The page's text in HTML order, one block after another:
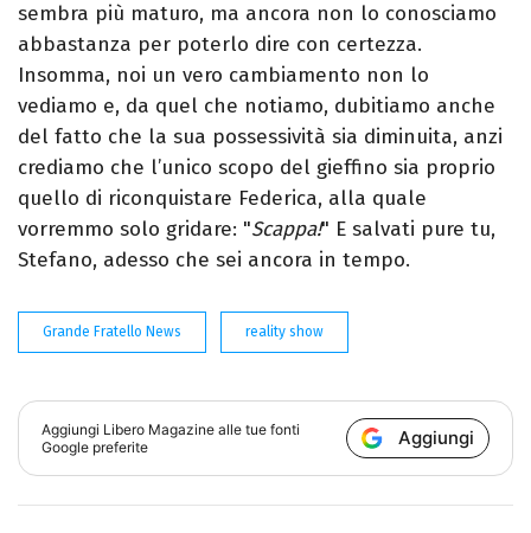
sembra più maturo, ma ancora non lo conosciamo
abbastanza per poterlo dire con certezza.
Insomma, noi un vero cambiamento non lo
vediamo e, da quel che notiamo, dubitiamo anche
del fatto che la sua possessività sia diminuita, anzi
crediamo che l’unico scopo del gieffino sia proprio
quello di riconquistare Federica, alla quale
vorremmo solo gridare: "Scappa!" E salvati pure tu,
Stefano, adesso che sei ancora in tempo.
Grande Fratello News reality show
Aggiungi Libero Magazine alle tue fonti
Google preferite
Aggiungi